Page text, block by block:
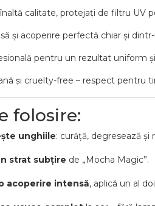
calitate, protejați de filtru UV
și acoperire perfectă chiar și
pentru un rezultat uniform
și cruelty-free – respect pentru
folosire:
unghiile: curăță, degresează și
strat subțire de „Mocha Magic”.
acoperire intensă, aplică un al